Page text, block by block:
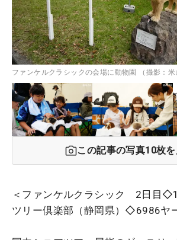
ファンケルクラシックの会場に動物園 （撮影：米
この記事の写真10枚
＜ファンケルクラシック 2日目
ツリー倶楽部（静岡県）◇6986ヤ